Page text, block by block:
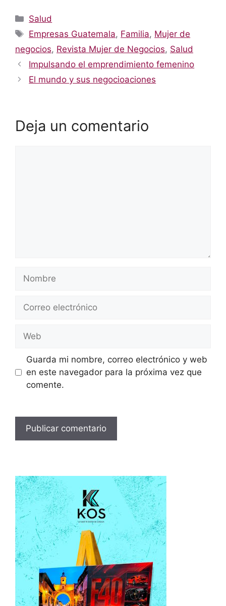
Categorías
Salud
Etiquetas
Empresas Guatemala, Familia, Mujer de
negocios, Revista Mujer de Negocios, Salud
Impulsando el emprendimiento femenino
El mundo y sus negocioaciones
Deja un comentario
electrónico
Guarda mi nombre, correo electrónico y web
en este navegador para la próxima vez que
comente.